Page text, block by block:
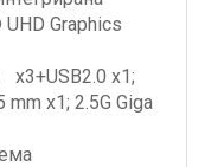
Graphics
x3+USB2.0 x1;
mm x1; 2.5G Giga